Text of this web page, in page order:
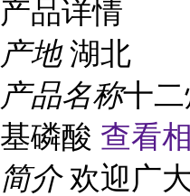
产品详情
产地 湖北
产品名称十
基磷酸 查看
简介 欢迎广